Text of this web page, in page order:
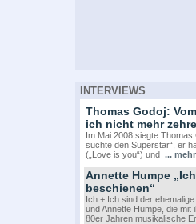
INTERVIEWS
Thomas Godoj:
ich nicht mehr
Im Mai 2008 siegte Thomas
suchte den Superstar“, er
(„Love is you“) und ... mehr
Annette Humpe
beschienen“
Ich + Ich sind der
und Annette Humpe, die mit
80er Jahren musikalische